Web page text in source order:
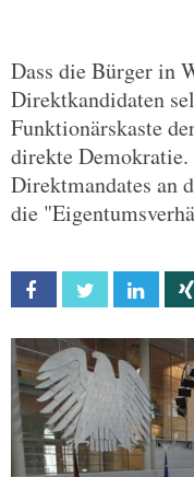
Dass die Bürger in
Direktkandidaten
Funktionärskaste
direkte Demokratie.
Direktmandates an
die
Facebook Twitter